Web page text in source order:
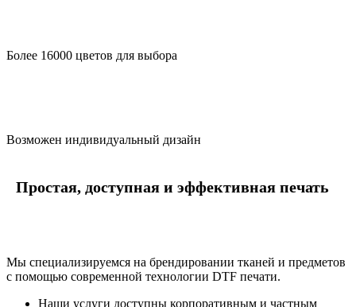
Более 16000 цветов для выбора
Возможен индивидуальный дизайн
Простая, доступная и эффективная печать
Мы специализируемся на брендировании тканей и предметов
с помощью современной технологии DTF печати.
Наши услуги доступны корпоративным и частным